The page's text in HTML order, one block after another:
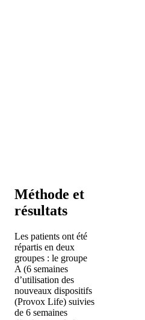
Méthode et
résultats
Les patients ont été
répartis en deux
groupes : le groupe
A (6 semaines
d’utilisation des
nouveaux dispositifs
(Provox Life) suivies
de 6 semaines